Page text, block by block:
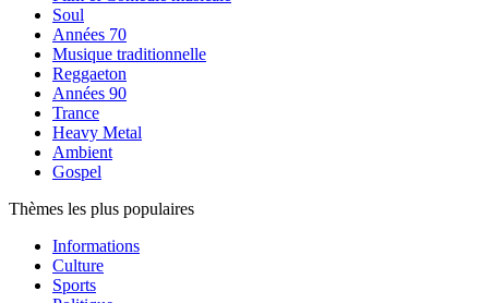
Soul
Années 70
Musique traditionnelle
Reggaeton
Années 90
Trance
Heavy Metal
Ambient
Gospel
Thèmes les plus populaires
Informations
Culture
Sports